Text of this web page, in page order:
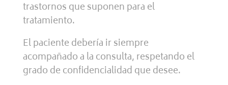
trastornos que suponen para el
tratamiento.
El paciente debería ir siempre
acompañado a la consulta, respetando el
grado de confidencialidad que desee.